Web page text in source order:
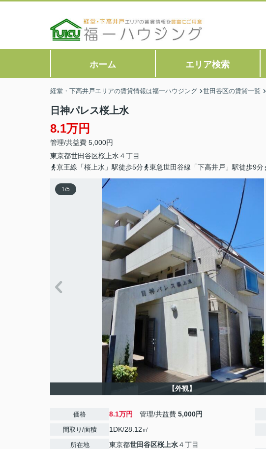
ホーム エリア検索
経堂・下高井戸エリアの賃貸情報は福一ハウジング 世田谷区の賃貸一覧
日神パレス桜上水
8.1万円
管理/共益費 5,000円
東京都世田谷区桜上水 ４丁目
京王線「桜上水」駅徒歩5分
東急世田谷線「下高井戸」駅徒歩9分
1/5
【外観】
価格 8.1万円 管理/共益費 5,000円
間取り/面積 1DK/28.12㎡
所在地 東京都世田谷区桜上水４丁目